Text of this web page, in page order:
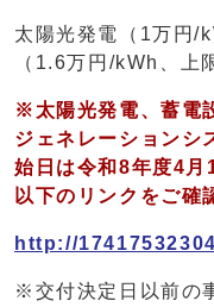
太陽光発電（1万円/
（1.6万円/kWh、上
※太陽光発電、蓄電
ジェネレーションシ
始日は令和8年度4月
以下のリンクをご確
http://
※交付決定日以前の